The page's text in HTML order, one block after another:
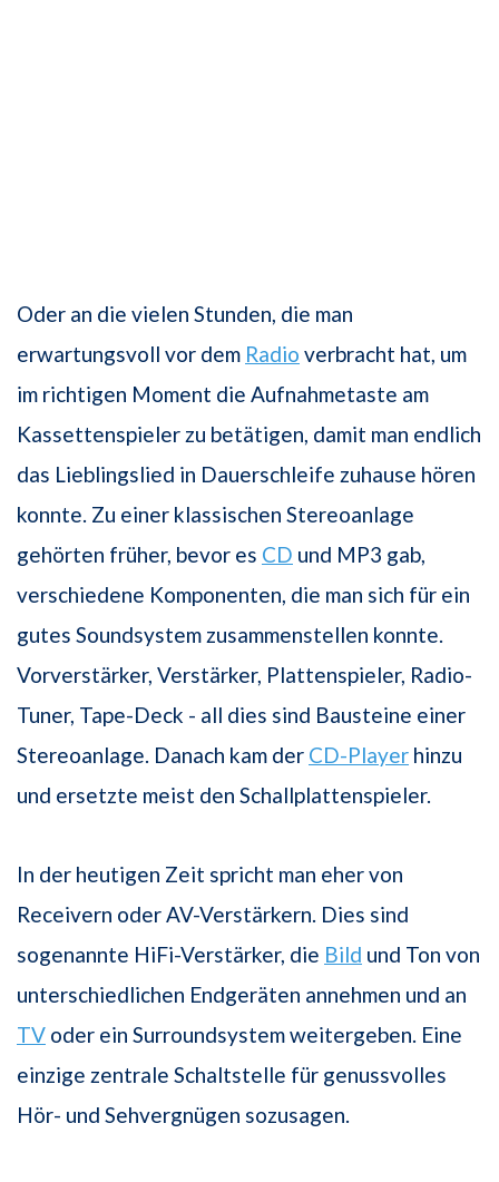
Oder an die vielen Stunden, die man
erwartungsvoll vor dem Radio verbracht hat, um
im richtigen Moment die Aufnahmetaste am
Kassettenspieler zu betätigen, damit man endlich
das Lieblingslied in Dauerschleife zuhause hören
konnte. Zu einer klassischen Stereoanlage
gehörten früher, bevor es CD und MP3 gab,
verschiedene Komponenten, die man sich für ein
gutes Soundsystem zusammenstellen konnte.
Vorverstärker, Verstärker, Plattenspieler, Radio-
Tuner, Tape-Deck - all dies sind Bausteine einer
Stereoanlage. Danach kam der CD-Player hinzu
und ersetzte meist den Schallplattenspieler.
In der heutigen Zeit spricht man eher von
Receivern oder AV-Verstärkern. Dies sind
sogenannte HiFi-Verstärker, die Bild und Ton von
unterschiedlichen Endgeräten annehmen und an
TV oder ein Surroundsystem weitergeben. Eine
einzige zentrale Schaltstelle für genussvolles
Hör- und Sehvergnügen sozusagen.